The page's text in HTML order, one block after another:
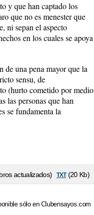
y que han captado los
que no es menester que
ni sepan el aspecto
en los cuales se apoya
una pena mayor que la
sensu, de
(hurto cometido por medio
las personas que han
se fundamenta la
actualizados) txt(20 Kb)
sólo en Clubensayos.com